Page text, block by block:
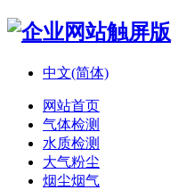
中文(简体)
网站首页
气体检测
水质检测
大气粉尘
烟尘烟气